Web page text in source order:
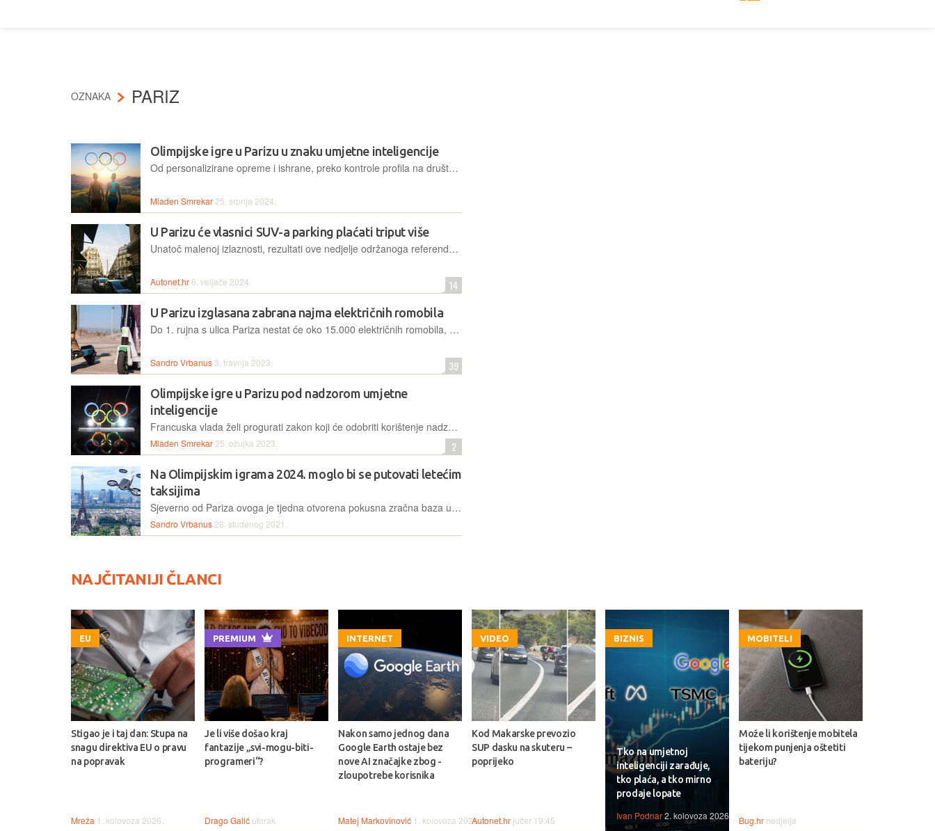
OZNAKA PARIZ
Olimpijske igre u Parizu u znaku umjetne inteligencije
Od personalizirane opreme i ishrane, preko kontrole profila na društvenim mrežama do nadzora gomile, ovoljetne Igre u Parizu bit će tehnološki najnapredniji sportski događaj u povijesti
Mladen Smrekar 25. srpnja 2024.
U Parizu će vlasnici SUV-a parking plaćati triput više
Unatoč malenoj izlaznosti, rezultati ove nedjelje održanoga referenduma u Parizu valjani su. Oni kažu da će na uskim ulicama francuske prijestolnice parking značajno poskupjeti za velike i teške automobile
Autonet.hr 6. veljače 2024. 14
U Parizu izglasana zabrana najma električnih romobila
Do 1. rujna s ulica Pariza nestat će oko 15.000 električnih romobila, koje su građanima i turistima u najam nudile tri kompanije. Odlučeno je to na ovoga vikenda održanom referendumu
Sandro Vrbanus 3. travnja 2023. 39
Olimpijske igre u Parizu pod nadzorom umjetne
inteligencije
Francuska vlada želi progurati zakon koji će odobriti korištenje nadzornih sustava podržanih tehnologijom umjetne inteligencije tijekom Olimpijskih igara u Parizu sljedeće godine
Mladen Smrekar 25. ožujka 2023. 2
Na Olimpijskim igrama 2024. moglo bi se putovati letećim
taksijima
Sjeverno od Pariza ovoga je tjedna otvorena pokusna zračna baza u kojoj će se testirati putnički leteći taksiji, s ciljem da takve letjelice na električni pogon budu spremne za redovne letove 2024.
Sandro Vrbanus 28. studenog 2021.
NAJČITANIJI ČLANCI
EU
Stigao je i taj dan: Stupa na
snagu direktiva EU o pravu
na popravak
Mreža 1. kolovoza 2026.
PREMIUM
Je li više došao kraj
fantazije „svi-mogu-biti-
programeri“?
Drago Galić utorak
INTERNET
Nakon samo jednog dana
Google Earth ostaje bez
nove AI značajke zbog -
zloupotrebe korisnika
Matej Markovinović 1. kolovoza 2026.
VIDEO
Kod Makarske prevozio
SUP dasku na skuteru –
poprijeko
Autonet.hr jučer 19:45
BIZNIS
Tko na umjetnoj
inteligenciji zarađuje,
tko plaća, a tko mirno
prodaje lopate
Ivan Podnar2. kolovoza 2026.
MOBITELI
Može li korištenje mobitela
tijekom punjenja oštetiti
bateriju?
Bug.hr nedjelja